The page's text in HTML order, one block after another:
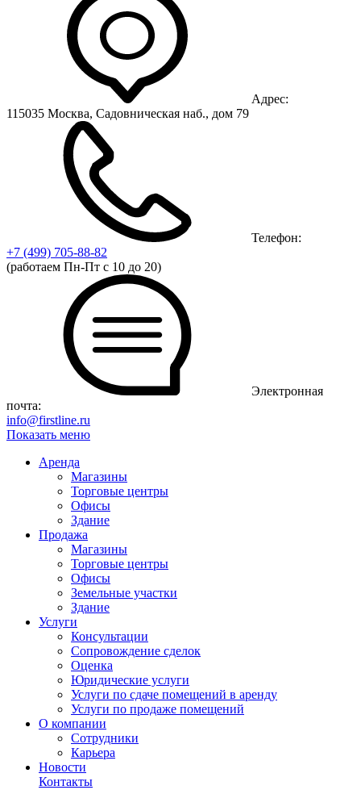
Адрес:
115035 Москва, Садовническая наб., дом 79
Телефон:
+7 (499) 705-88-82
(работаем Пн-Пт с 10 до 20)
Электронная
почта:
info@firstline.ru
Показать меню
Аренда
Магазины
Торговые центры
Офисы
Здание
Продажа
Магазины
Торговые центры
Офисы
Земельные участки
Здание
Услуги
Консультации
Сопровождение сделок
Оценка
Юридические услуги
Услуги по сдаче помещений в аренду
Услуги по продаже помещений
О компании
Сотрудники
Карьера
Новости
Контакты